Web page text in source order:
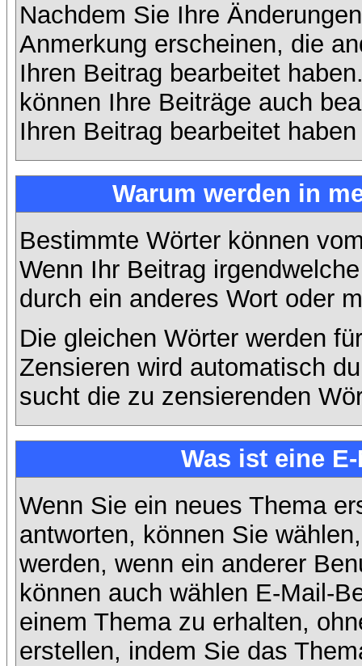
Nachdem Sie Ihre
Anmerkung erscheinen, die
Ihren Beitrag bearbeitet
können Ihre Beiträge auch
Ihren Beitrag bearbeitet
Warum werden in
Bestimmte Wörter können
Wenn Ihr Beitrag
durch ein anderes Wort oder
Die gleichen Wörter werden
Zensieren wird automatisch
sucht die zu zensierenden
Was ist eine
Wenn Sie ein neues Thema
antworten, können Sie
werden, wenn ein anderer
können auch wählen E-Mail-
einem Thema zu erhalten,
erstellen, indem Sie das